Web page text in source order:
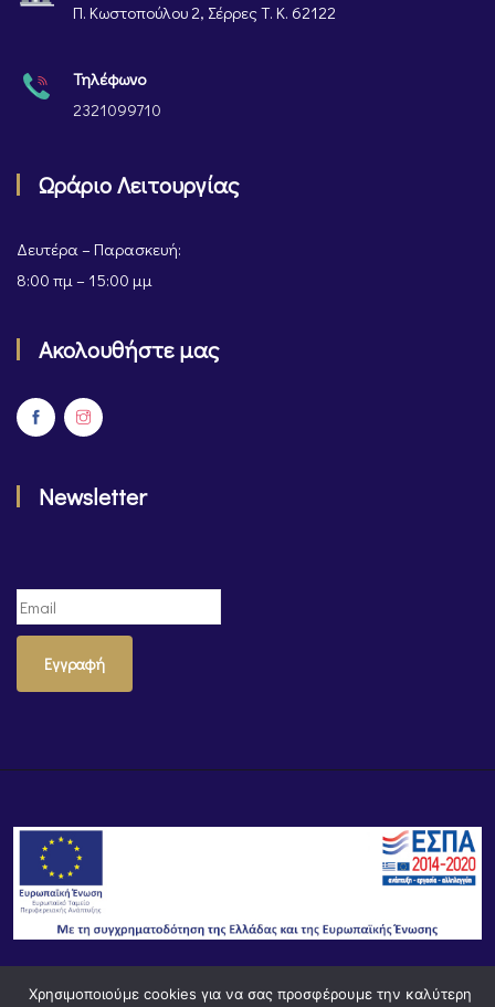
Π. Κωστοπούλου 2, Σέρρες Τ. Κ. 62122
Τηλέφωνο
2321099710
Ωράριο Λειτουργίας
Δευτέρα – Παρασκευή:
8:00 πμ – 15:00 μμ
Ακολουθήστε μας
Newsletter
Εγγραφή
© Powered byKnowledge AE
Χρησιμοποιούμε cookies για να σας προσφέρουμε την καλύτερη